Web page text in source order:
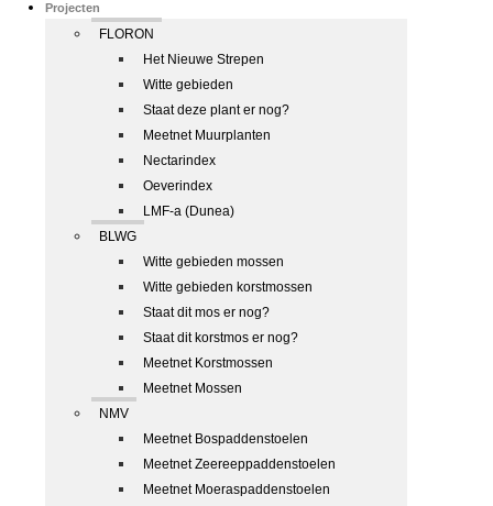
Projecten
FLORON
Het Nieuwe Strepen
Witte gebieden
Staat deze plant er nog?
Meetnet Muurplanten
Nectarindex
Oeverindex
LMF-a (Dunea)
BLWG
Witte gebieden mossen
Witte gebieden korstmossen
Staat dit mos er nog?
Staat dit korstmos er nog?
Meetnet Korstmossen
Meetnet Mossen
NMV
Meetnet Bospaddenstoelen
Meetnet Zeereeppaddenstoelen
Meetnet Moeraspaddenstoelen